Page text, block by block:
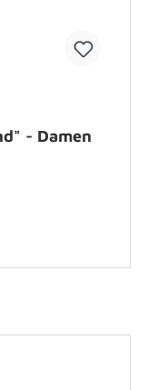
- Damen